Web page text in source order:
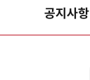
공지사항